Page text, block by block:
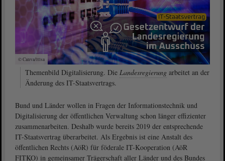
© Canva/ltlsa
Themenbild Digitalisierung. Die Landesregierung arbeitet an der
Änderung des IT-Staatsvertrags.
Bund und Länder wollen in Fragen der Informationstechnik und
Digitalisierung der öffentlichen Verwaltung schon länger effizienter
zusammenarbeiten. Deshalb wurde bereits 2019 der entsprechende
IT-Staatsvertrag überarbeitet. Als Ergebnis ist eine Anstalt des
öffentlichen Rechts (AöR) für föderale IT-Kooperation (AöR
FITKO) in gemeinsamer Trägerschaft aller Länder und des Bundes